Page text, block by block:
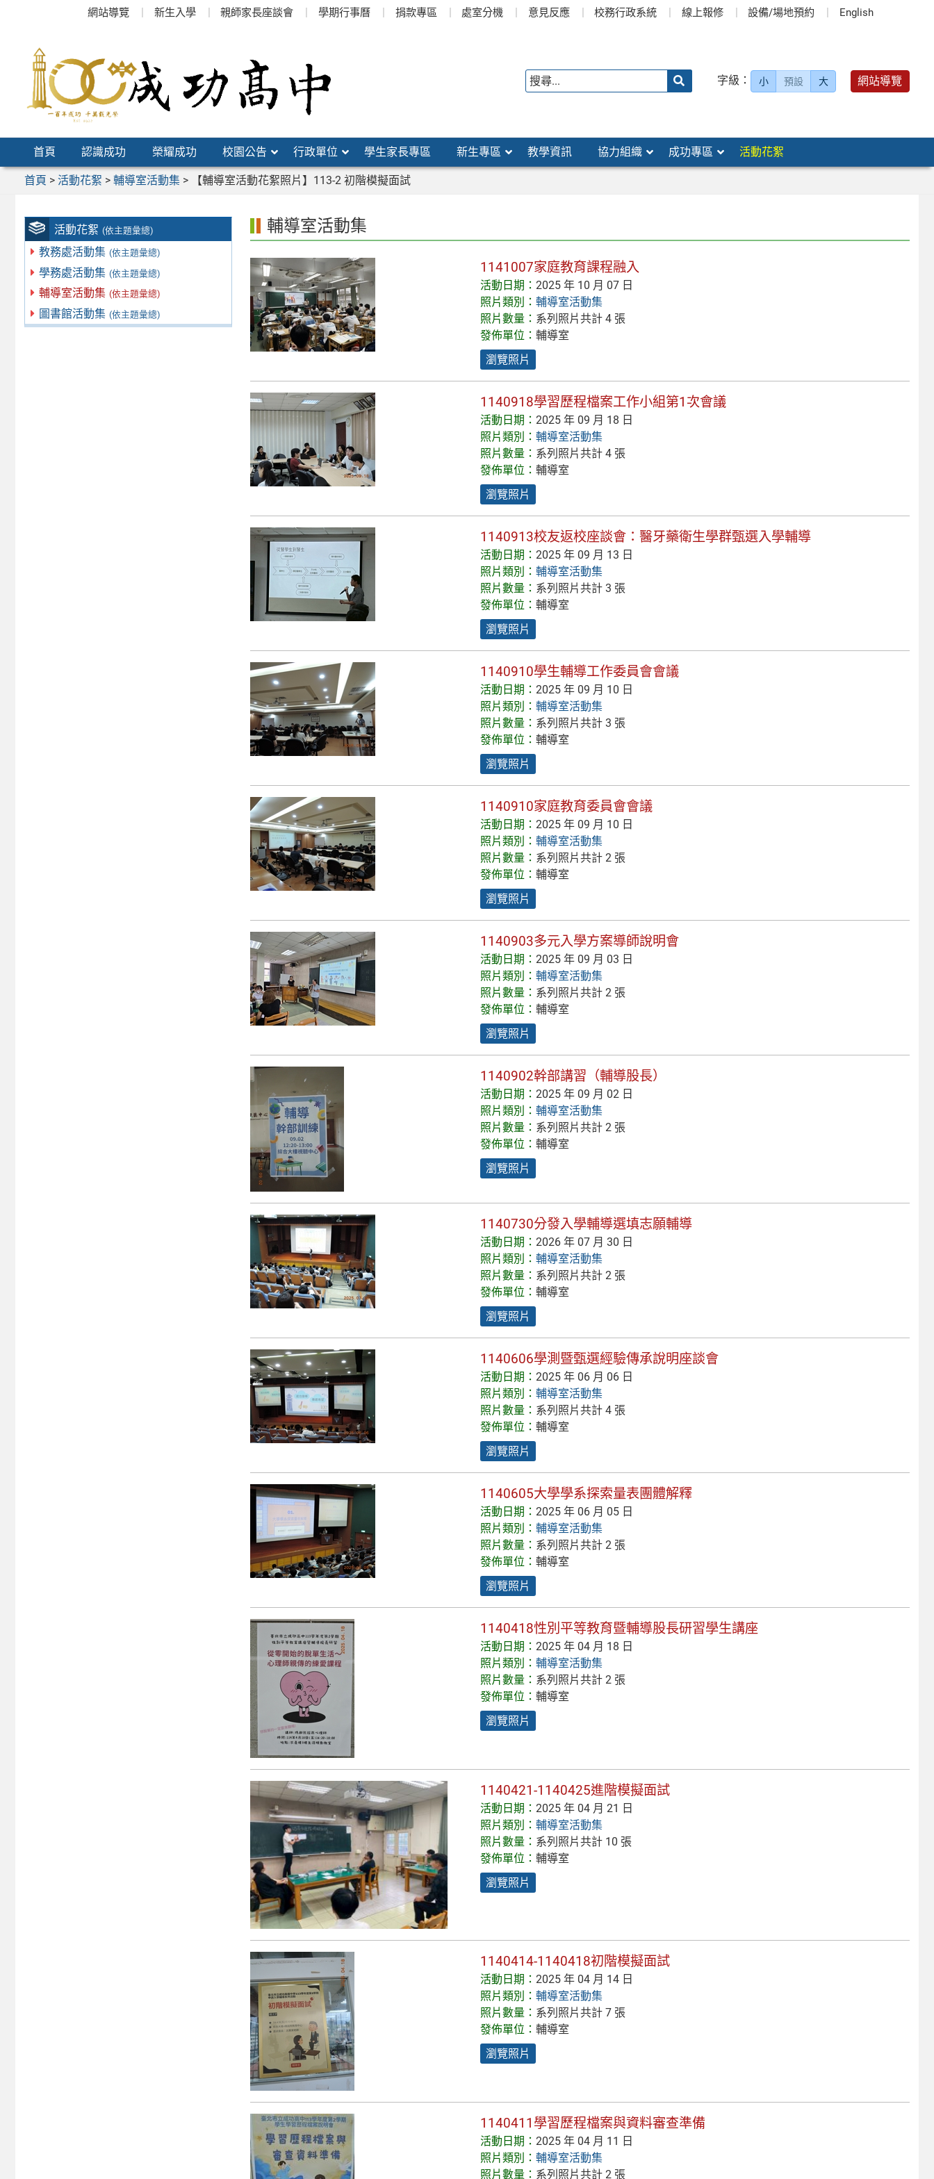
網站導覽 新生入學 親師家長座談會 學期行事曆 捐款專區 處室分機 意見反應 校務行政系統 線上報修 設備/場地預約 English
字級： 小 預設 大 網站導覽
首頁 認識成功 榮耀成功 校園公告 行政單位 學生家長專區 新生專區 教學資訊 協力組織 成功專區 活動花絮
首頁 > 活動花絮 > 輔導室活動集> 【輔導室活動花絮照片】113-2 初階模擬面試
活動花絮 (依主題彙總)
教務處活動集 (依主題彙總)
學務處活動集 (依主題彙總)
輔導室活動集 (依主題彙總)
圖書館活動集 (依主題彙總)
輔導室活動集
1141007家庭教育課程融入
活動日期：2025 年 10 月 07 日
照片類別：輔導室活動集
照片數量： 系列照片共計 4 張
發佈單位：輔導室
瀏覽照片
1140918學習歷程檔案工作小組第1次會議
活動日期：2025 年 09 月 18 日
照片類別：輔導室活動集
照片數量： 系列照片共計 4 張
發佈單位：輔導室
瀏覽照片
1140913校友返校座談會：醫牙藥衛生學群甄選入學輔導
活動日期：2025 年 09 月 13 日
照片類別：輔導室活動集
照片數量： 系列照片共計 3 張
發佈單位：輔導室
瀏覽照片
1140910學生輔導工作委員會會議
活動日期：2025 年 09 月 10 日
照片類別：輔導室活動集
照片數量： 系列照片共計 3 張
發佈單位：輔導室
瀏覽照片
1140910家庭教育委員會會議
活動日期：2025 年 09 月 10 日
照片類別：輔導室活動集
照片數量： 系列照片共計 2 張
發佈單位：輔導室
瀏覽照片
1140903多元入學方案導師說明會
活動日期：2025 年 09 月 03 日
照片類別：輔導室活動集
照片數量： 系列照片共計 2 張
發佈單位：輔導室
瀏覽照片
1140902幹部講習（輔導股長）
活動日期：2025 年 09 月 02 日
照片類別：輔導室活動集
照片數量： 系列照片共計 2 張
發佈單位：輔導室
瀏覽照片
1140730分發入學輔導選填志願輔導
活動日期：2026 年 07 月 30 日
照片類別：輔導室活動集
照片數量： 系列照片共計 2 張
發佈單位：輔導室
瀏覽照片
1140606學測暨甄選經驗傳承說明座談會
活動日期：2025 年 06 月 06 日
照片類別：輔導室活動集
照片數量： 系列照片共計 4 張
發佈單位：輔導室
瀏覽照片
1140605大學學系探索量表團體解釋
活動日期：2025 年 06 月 05 日
照片類別：輔導室活動集
照片數量： 系列照片共計 2 張
發佈單位：輔導室
瀏覽照片
1140418性別平等教育暨輔導股長研習學生講座
活動日期：2025 年 04 月 18 日
照片類別：輔導室活動集
照片數量： 系列照片共計 2 張
發佈單位：輔導室
瀏覽照片
1140421-1140425進階模擬面試
活動日期：2025 年 04 月 21 日
照片類別：輔導室活動集
照片數量： 系列照片共計 10 張
發佈單位：輔導室
瀏覽照片
1140414-1140418初階模擬面試
活動日期：2025 年 04 月 14 日
照片類別：輔導室活動集
照片數量： 系列照片共計 7 張
發佈單位：輔導室
瀏覽照片
1140411學習歷程檔案與資料審查準備
活動日期：2025 年 04 月 11 日
照片類別：輔導室活動集
照片數量： 系列照片共計 2 張